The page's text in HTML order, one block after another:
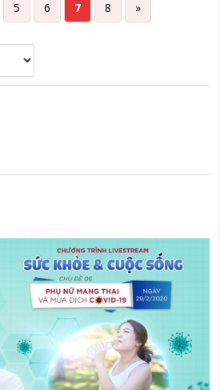
5 6 7 8 »